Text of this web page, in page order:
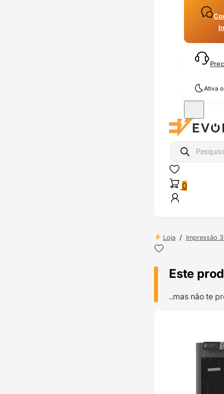
Ativa
Products
search
0
Loja / Impressão
Este
..mas não te